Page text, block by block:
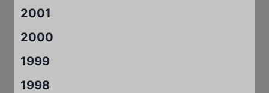
2001
2000
1999
1998